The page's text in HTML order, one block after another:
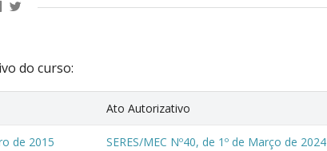
do curso:
Ato Autorizativo
de 2015 SERES/MEC Nº40, de 1º de Março de 2024